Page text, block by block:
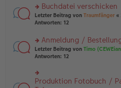
tr
a
g
e
n
er
tr
a
g
n
g
el
e
n
er
tr
a
rs
te
n
g
el
e
n
Buchdatei verschicken
Letzter Beitrag von Traumfänger «
Antworten: 12
rs
te
u
n
g
Anmeldung /
Letzter Beitrag von Timo
Antworten: 12
rs
Produktion Fotobuch /